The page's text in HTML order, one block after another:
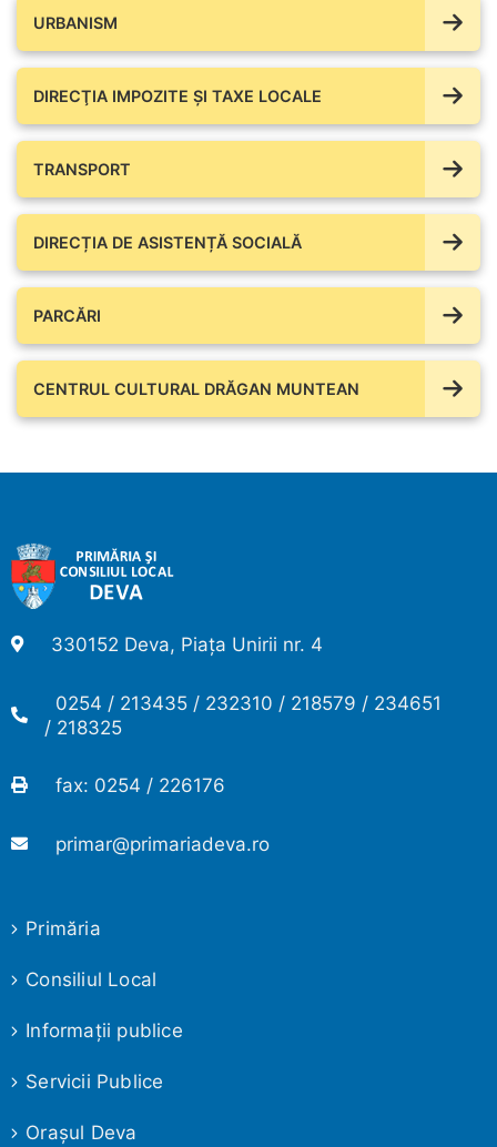
URBANISM
DIRECŢIA IMPOZITE ŞI TAXE LOCALE
TRANSPORT
DIRECȚIA DE ASISTENȚĂ SOCIALĂ
PARCĂRI
CENTRUL CULTURAL DRĂGAN MUNTEAN
330152 Deva, Piața Unirii nr. 4
0254 / 213435 / 232310 / 218579 / 234651
/ 218325
fax: 0254 / 226176
primar@primariadeva.ro
Primăria
Consiliul Local
Informaţii publice
Servicii Publice
Oraşul Deva